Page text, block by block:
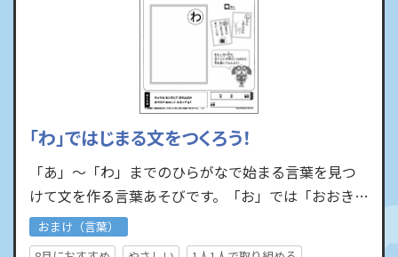
「わ」ではじまる文をつくろう！
「あ」～「わ」までのひらがなで始まる言葉を見つ
けて文を作る言葉あそびです。「お」では「おおきい
おにぎりはおいしいな」といった文を作ったり、
「し」では「しかにし…
おまけ（言葉）